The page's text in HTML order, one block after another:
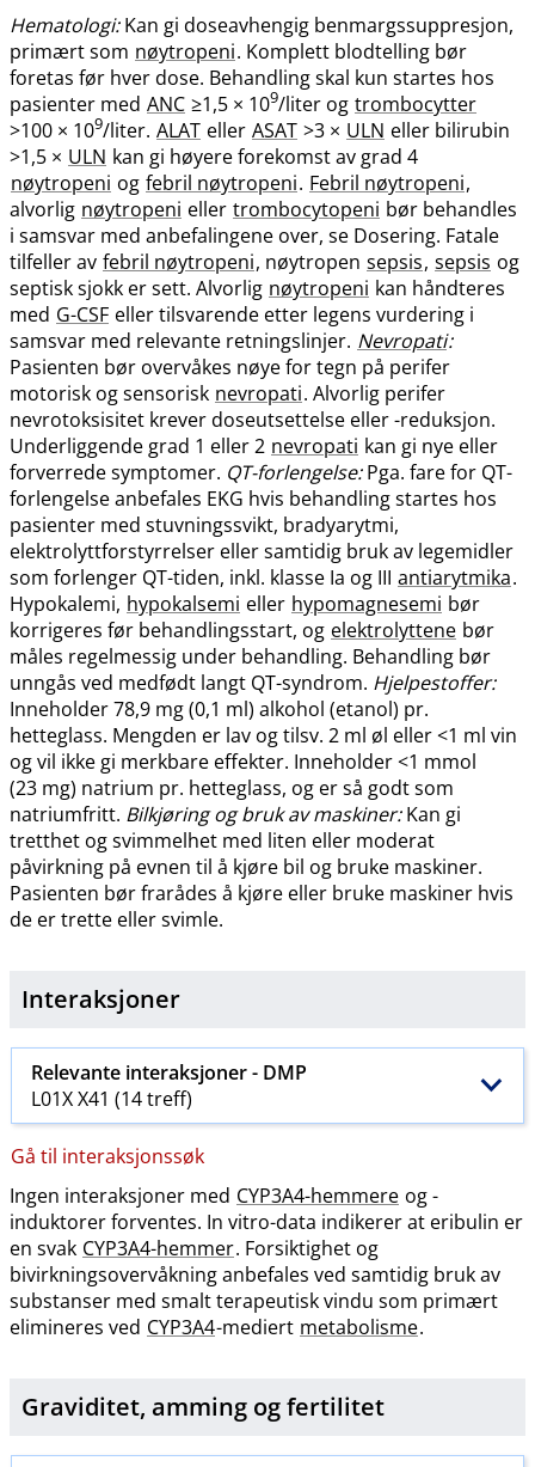
Hematologi:Kan gi doseavhengig benmargssuppresjon,
primært som nøytropeni. Komplett blodtelling bør
foretas før hver dose. Behandling skal kun startes hos
pasienter med ANC ≥1,5 × 109/liter og trombocytter
>100 × 109/liter. ALAT eller ASAT >3 × ULN eller bilirubin
>1,5 × ULN kan gi høyere forekomst av grad 4
nøytropeni og febril nøytropeni. Febril nøytropeni,
alvorlig nøytropeni eller trombocytopeni bør behandles
i samsvar med anbefalingene over, se Dosering. Fatale
tilfeller av febril nøytropeni, nøytropen sepsis, sepsis og
septisk sjokk er sett. Alvorlig nøytropeni kan håndteres
med G-CSF eller tilsvarende etter legens vurdering i
samsvar med relevante retningslinjer. Nevropati:
Pasienten bør overvåkes nøye for tegn på perifer
motorisk og sensorisk nevropati. Alvorlig perifer
nevrotoksisitet krever doseutsettelse eller -reduksjon.
Underliggende grad 1 eller 2 nevropati kan gi nye eller
forverrede symptomer. QT-forlengelse:Pga. fare for QT-
forlengelse anbefales EKG hvis behandling startes hos
pasienter med stuvningssvikt, bradyarytmi,
elektrolyttforstyrrelser eller samtidig bruk av legemidler
som forlenger QT-tiden, inkl. klasse Ia og III antiarytmika.
Hypokalemi, hypokalsemi eller hypomagnesemi bør
korrigeres før behandlingsstart, og elektrolyttene bør
måles regelmessig under behandling. Behandling bør
unngås ved medfødt langt QT-syndrom. Hjelpestoffer:
Inneholder 78,9 mg (0,1 ml) alkohol (etanol) pr.
hetteglass. Mengden er lav og tilsv. 2 ml øl eller <1 ml vin
og vil ikke gi merkbare effekter. Inneholder <1 mmol
(23 mg) natrium pr. hetteglass, og er så godt som
natriumfritt. Bilkjøring og bruk av maskiner:Kan gi
tretthet og svimmelhet med liten eller moderat
påvirkning på evnen til å kjøre bil og bruke maskiner.
Pasienten bør frarådes å kjøre eller bruke maskiner hvis
de er trette eller svimle.
Interaksjoner
Relevante interaksjoner - DMP
L01X X41 (14 treff)
Gå til interaksjonssøk
Ingen interaksjoner med CYP3A4-hemmere og -
induktorer forventes. In vitro-data indikerer at eribulin er
en svak CYP3A4-hemmer. Forsiktighet og
bivirkningsovervåkning anbefales ved samtidig bruk av
substanser med smalt terapeutisk vindu som primært
elimineres ved CYP3A4-mediert metabolisme.
Graviditet, amming ogfertilitet